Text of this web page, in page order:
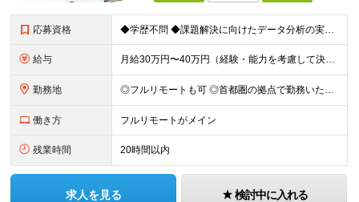
応募資格 ◆学歴不問 ◆課題解決に向けたデータ分析の実務経験 ※事業会社でのご経験をお持ちの方、 データ分析～プレゼンまでのご経験をお持ちの方は尚歓迎します ＜歓迎要件・求める人物像＞ ◎複雑な課題を整理し
給与 月給30万円〜40万円（経験・能力を考慮して決定） ※固定残業代20時間分（4.0〜5.5万円）含む／超過分は全額支給 ※経験・スキルを考慮のうえ決定いたします ※6ヶ月の試用期間あり。期間中の待遇に
勤務地 ◎フルリモートも可 ◎首都圏の拠点で勤務いただくことを想定しております ■本社（湘南本社） 神奈川県藤沢市辻堂神台2-2-1 アイクロス湘南8階 └JR東海道線「辻堂駅」徒歩3分 ■東北支社 秋田
働き方 フルリモートがメイン
残業時間 20時間以内
求人を見る 検討中に入れる